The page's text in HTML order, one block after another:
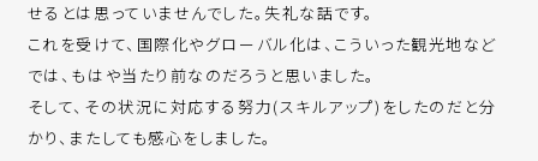
せるとは思っていませんでした。失礼な話です。
これを受けて、国際化やグローバル化は、こういった観光地など
では、もはや当たり前なのだろうと思いました。
そして、その状況に対応する努力(スキルアップ)をしたのだと分
かり、またしても感心をしました。